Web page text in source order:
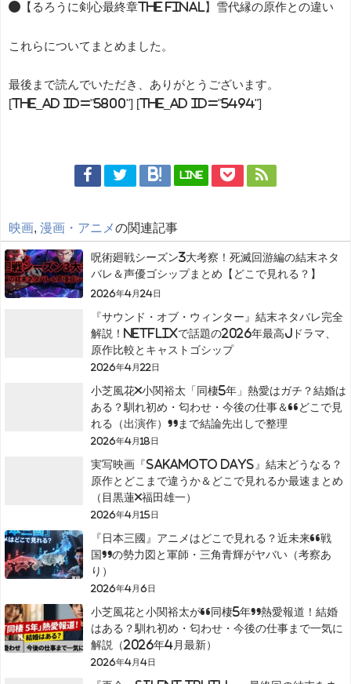
●【るろうに剣心最終章The Final】雪代縁の原作との違い
これらについてまとめました。
最後まで読んでいただき、ありがとうございます。
[the_ad id="5800"] [the_ad id="5494"]
LINE
映画 漫画・アニメの関連記事
呪術廻戦シーズン3大考察！死滅回游編の結末ネタ
バレ＆声優ゴシップまとめ【どこで見れる？】
2026年4月24日
『サウンド・オブ・ウィンター』結末ネタバレ完全
解説！Netflixで話題の2026年最高Jドラマ、
原作比較とキャストゴシップ
2026年4月22日
小芝風花×小関裕太「同棲5年」熱愛はガチ？結婚は
ある？馴れ初め・匂わせ・今後の仕事＆“どこで見
れる（出演作）”まで結論先出しで整理
2026年4月18日
実写映画『SAKAMOTO DAYS』結末どうなる？
原作とどこまで違うか＆どこで見れるか最速まとめ
（目黒蓮×福田雄一）
2026年4月15日
『日本三國』アニメはどこで見れる？近未来“戦
国”の勢力図と軍師・三角青輝がヤバい（考察あ
り）
2026年4月6日
小芝風花と小関裕太が“同棲5年”熱愛報道！結婚
はある？馴れ初め・匂わせ・今後の仕事まで一気に
解説（2026年4月最新）
2026年4月4日